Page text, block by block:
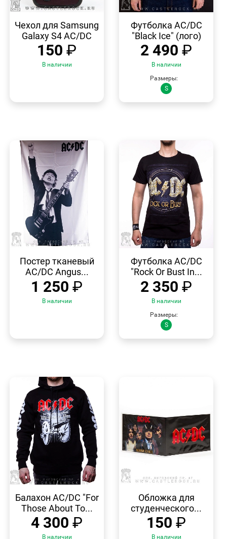
ПРОСМОТР
Чехол для Samsung
Galaxy S4 AC/DC
150 ₽
В наличии
ПРОСМОТР
Футболка AC/DC
"Black Ice" (лого)
2 490 ₽
В наличии
Размеры:
S
ПРОСМОТР
Постер тканевый
AC/DC Angus...
1 250 ₽
В наличии
ПРОСМОТР
Футболка AC/DC
"Rock Or Bust In...
2 350 ₽
В наличии
Размеры:
S
ПРОСМОТР
Балахон AC/DC "For
Those About To...
4 300 ₽
В наличии
ПРОСМОТР
Обложка для
студенческого...
150 ₽
В наличии